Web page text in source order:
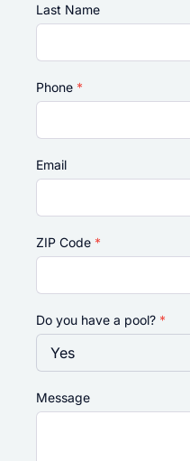
Last Name
Phone *
Email
ZIP Code *
Do you have a pool? *
Message